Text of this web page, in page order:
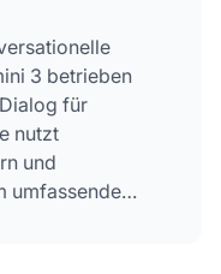
3 betrieben
für
nutzt
und
umfassende